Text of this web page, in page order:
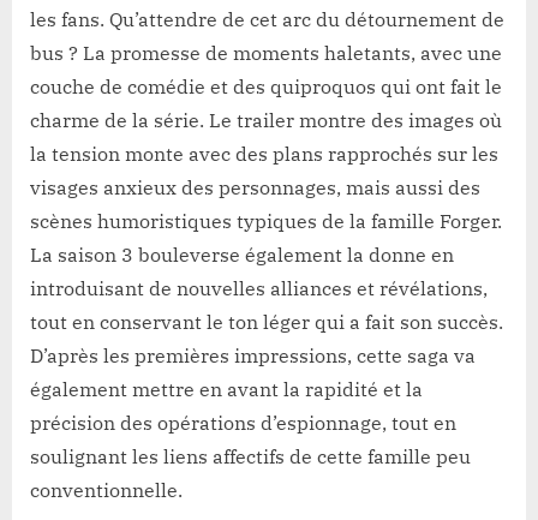
les fans. Qu’attendre de cet arc du détournement de
bus ? La promesse de moments haletants, avec une
couche de comédie et des quiproquos qui ont fait le
charme de la série. Le trailer montre des images où
la tension monte avec des plans rapprochés sur les
visages anxieux des personnages, mais aussi des
scènes humoristiques typiques de la famille Forger.
La saison 3 bouleverse également la donne en
introduisant de nouvelles alliances et révélations,
tout en conservant le ton léger qui a fait son succès.
D’après les premières impressions, cette saga va
également mettre en avant la rapidité et la
précision des opérations d’espionnage, tout en
soulignant les liens affectifs de cette famille peu
conventionnelle.